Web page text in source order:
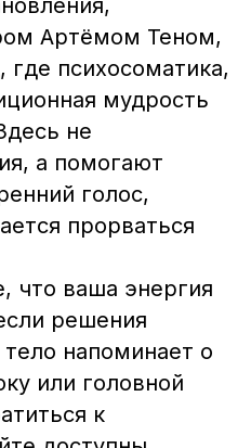
Артёмом Теном,
где психосоматика,
мудрость
не
а помогают
голос,
прорваться
что ваша энергия
решения
напоминает о
или головной
к